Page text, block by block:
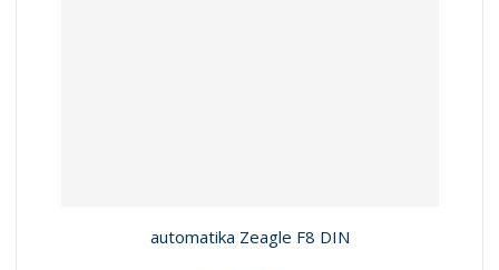
automatika Zeagle F8 DIN